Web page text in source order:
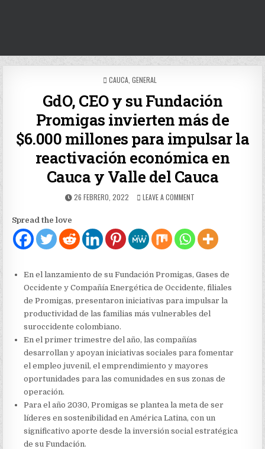
POSTED
CAUCA, GENERAL
GdO, CEO y su Fundación
Promigas invierten más de
$6.000 millones para impulsar la
reactivación económica en
Cauca y Valle del Cauca
PUBLISHED
26 FEBRERO, 2022 LEAVE A COMMENTON
SU
FUNDACIÓN
MÁS
DE
$6.000
MILLONES
PARA
LA
REACTIVACIÓN
ECONÓMICA
EN
CAUCA
DEL
CAUCA
Spread the love
En el lanzamiento de su Fundación Promigas, Gases de
Occidente y Compañía Energética de Occidente, filiales
de Promigas, presentaron iniciativas para impulsar la
productividad de las familias más vulnerables del
suroccidente colombiano.
En el primer trimestre del año, las compañías
desarrollan y apoyan iniciativas sociales para fomentar
el empleo juvenil, el emprendimiento y mayores
oportunidades para las comunidades en sus zonas de
operación.
Para el año 2030, Promigas se plantea la meta de ser
líderes en sostenibilidad en América Latina, con un
significativo aporte desde la inversión social estratégica
de su Fundación.